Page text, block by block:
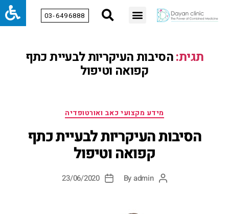
03-6496888
תגית:הסיבות העיקריות לבעיית כתף
קפואה וטיפול
מידע מקצועי כאב ואורטופדיה
הסיבות העיקריות לבעיית כתף
קפואה וטיפול
Byadmin
23/06/2020